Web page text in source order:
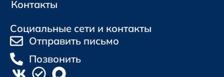
Контакты
Социальные сети и контакты
Отправить письмо
Позвонить